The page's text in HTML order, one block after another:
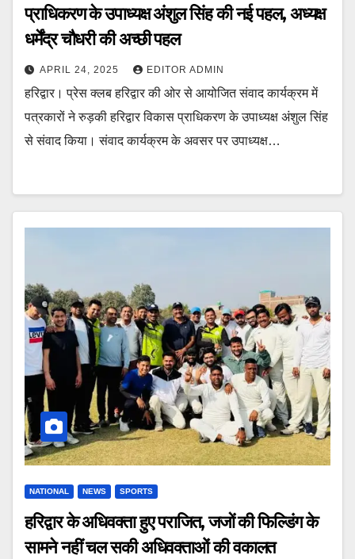
प्राधिकरण के उपाध्यक्ष अंशुल सिंह की नई पहल, अध्यक्ष
धर्मेंद्र चौधरी की अच्छी पहल
APRIL 24, 2025 EDITOR ADMIN
हरिद्वार। प्रेस क्लब हरिद्वार की ओर से आयोजित संवाद कार्यक्रम में
पत्रकारों ने रुड़की हरिद्वार विकास प्राधिकरण के उपाध्यक्ष अंशुल सिंह
से संवाद किया। संवाद कार्यक्रम के अवसर पर उपाध्यक्ष…
NATIONAL NEWS SPORTS
हरिद्वार के अधिवक्ता हुए पराजित, जजों की फिल्डिंग के
सामने नहीं चल सकी अधिवक्ताओं की वकालत